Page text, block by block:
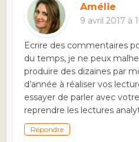
Amélie
9 avril 2017 à
Ecrire des commentaires
du temps, je ne peux
produire des dizaines par
d’année à réaliser vos
essayer de parler avec
reprendre les lectures
Répondre